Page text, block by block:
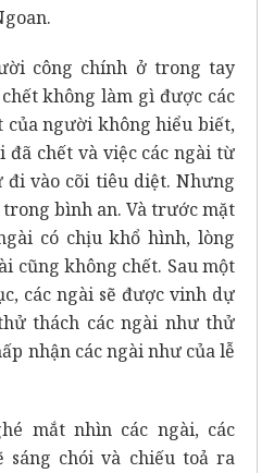
công chính ở trong tay
không làm gì được các
của người không hiểu biết,
chết và việc các ngài từ
vào cõi tiêu diệt. Nhưng
bình an. Và trước mặt
có chịu khổ hình, lòng
cũng không chết. Sau một
các ngài sẽ được vinh dự
thách các ngài như thử
nhận các ngài như của lễ
mắt nhìn các ngài, các
sáng chói và chiếu toả ra